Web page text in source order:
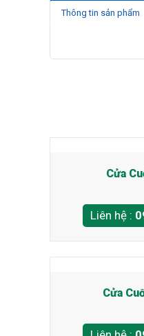
Thông tin sản phẩm
Cửa
Liên hệ :
Cửa